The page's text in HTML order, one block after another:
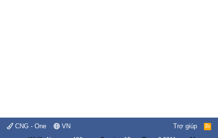
CNG - One VN Trợ giúp
R